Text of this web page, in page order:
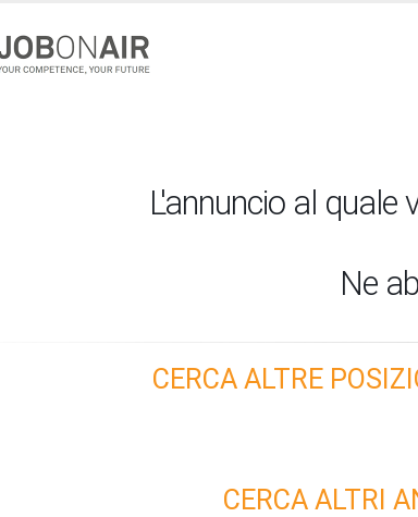
L'annuncio al quale
Ne
CERCA ALTRE
CERCA ALTRI